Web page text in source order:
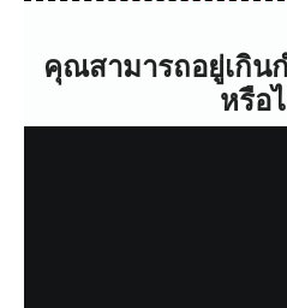
คุณสามารถอยู่เกิน
หรือ